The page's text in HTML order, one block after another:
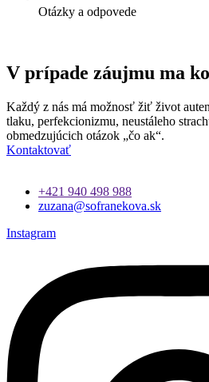
Otázky a odpovede
V prípade záujmu ma
Každý z nás má možnosť žiť život
tlaku, perfekcionizmu, neustáleho
obmedzujúcich otázok „čo ak“.
Kontaktovať
+421 940 498 988
zuzana@sofranekova.sk
Instagram